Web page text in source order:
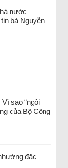
nước
bà Nguyễn
sao “ngôi
của Bộ Công
đặc